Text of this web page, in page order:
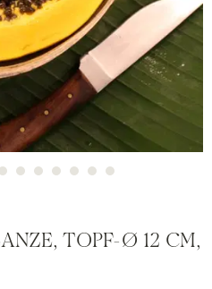
TOPF-Ø 12 CM,